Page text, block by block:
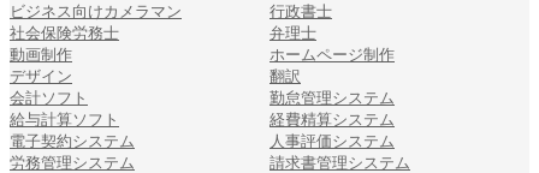
ビジネス向けカメラマン
行政書士
社会保険労務士
弁理士
動画制作
ホームページ制作
デザイン
翻訳
会計ソフト
勤怠管理システム
給与計算ソフト
経費精算システム
電子契約システム
人事評価システム
労務管理システム
請求書管理システム